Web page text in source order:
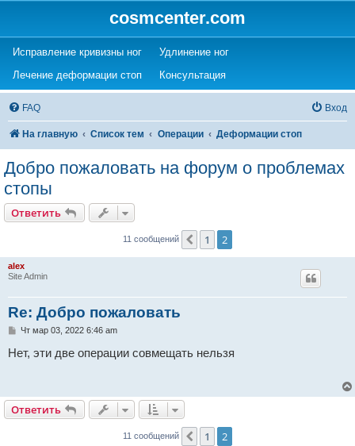
cosmcenter.com
Исправление кривизны ног(Opens a new tab)
Удлинение ног(Opens a new tab)
Лечение деформации стоп(Opens a new tab)
Консультация(Opens a new tab)
FAQ Вход
На главную Список тем Операции Деформации стоп
Добро пожаловать на форум о проблемах
стопы
Ответить
11 сообщений Пред.
1 2
alex
Site Admin
Re: Добро пожаловать
С
о
и
е
Чт мар 03, 2022 6:46 am
Нет, эти две операции совмещать нельзя
Ответить
11 сообщений Пред.
1 2